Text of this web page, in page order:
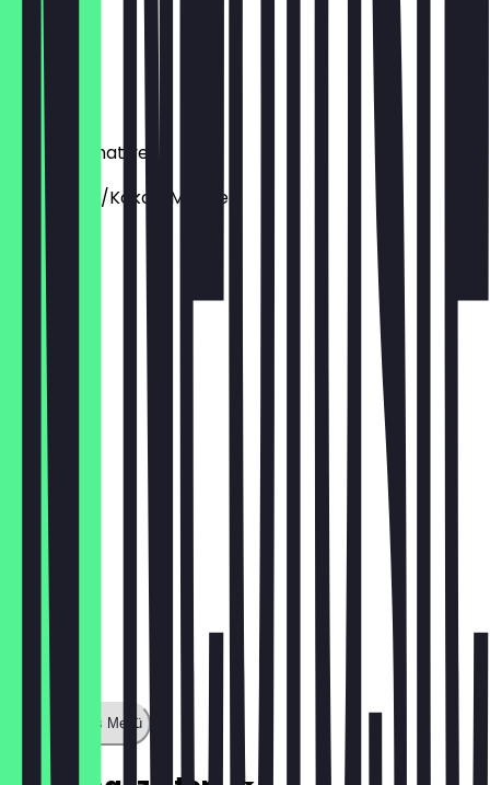
€ 4,40
Flavour
€ 0,60
Milchalternative
Hafer/Soja/Kokos/Mandel
€ 0,50
€ 1,50
Sahne
€ 0,50
Zeige ganzes Menü